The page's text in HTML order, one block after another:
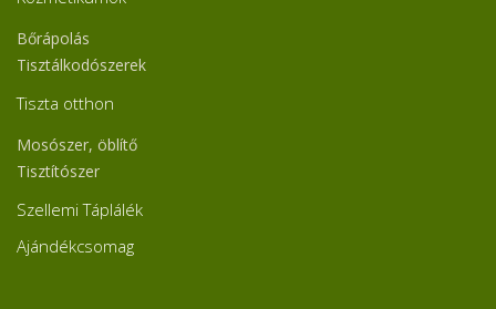
Bőrápolás
Tisztálkodószerek
Tiszta otthon
Mosószer, öblítő
Tisztítószer
Szellemi Táplálék
Ajándékcsomag